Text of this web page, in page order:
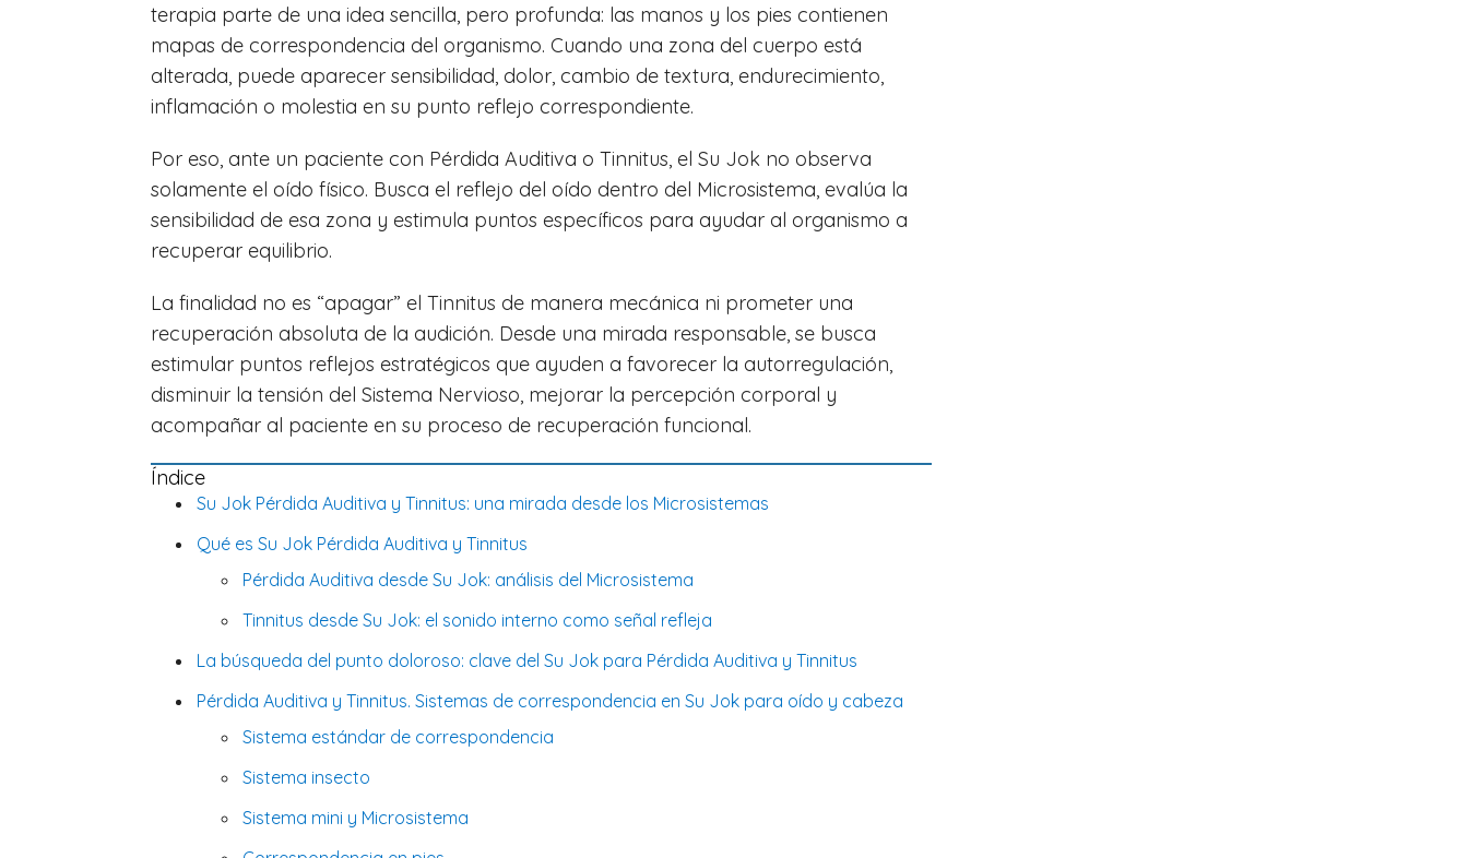
terapia parte de una idea sencilla, pero profunda: las manos y los pies contienen
mapas de correspondencia del organismo. Cuando una zona del cuerpo está
alterada, puede aparecer sensibilidad, dolor, cambio de textura, endurecimiento,
inflamación o molestia en su punto reflejo correspondiente.
Por eso, ante un paciente con Pérdida Auditiva o Tinnitus, el Su Jok no observa
solamente el oído físico. Busca el reflejo del oído dentro del Microsistema, evalúa la
sensibilidad de esa zona y estimula puntos específicos para ayudar al organismo a
recuperar equilibrio.
La finalidad no es “apagar” el Tinnitus de manera mecánica ni prometer una
recuperación absoluta de la audición. Desde una mirada responsable, se busca
estimular puntos reflejos estratégicos que ayuden a favorecer la autorregulación,
disminuir la tensión del Sistema Nervioso, mejorar la percepción corporal y
acompañar al paciente en su proceso de recuperación funcional.
Índice
Su Jok Pérdida Auditiva y Tinnitus: una mirada desde los Microsistemas
Qué es Su Jok Pérdida Auditiva y Tinnitus
Pérdida Auditiva desde Su Jok: análisis del Microsistema
Tinnitus desde Su Jok: el sonido interno como señal refleja
La búsqueda del punto doloroso: clave del Su Jok para Pérdida Auditiva y Tinnitus
Pérdida Auditiva y Tinnitus. Sistemas de correspondencia en Su Jok para oído y cabeza
Sistema estándar de correspondencia
Sistema insecto
Sistema mini y Microsistema